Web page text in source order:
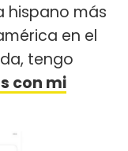
hispano más
en el
tengo
con mi